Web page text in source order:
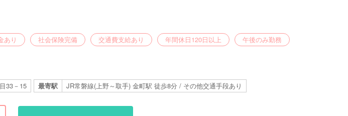
あり 社会保険完備 交通費支給あり 年間休日120日以上
午後のみ勤務
33－15 最寄駅 JR常磐線(上野～取手) 金町駅 徒歩8分 / その他交通手段あり